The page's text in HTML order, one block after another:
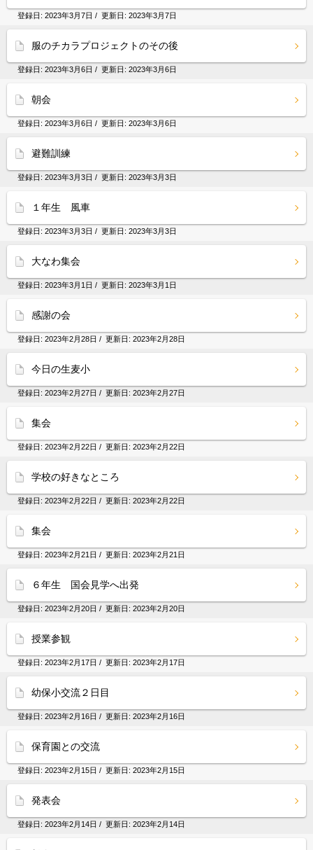
登録日: 2023年3月7日 / 更新日: 2023年3月7日
服のチカラプロジェクトのその後
登録日: 2023年3月6日 / 更新日: 2023年3月6日
朝会
登録日: 2023年3月6日 / 更新日: 2023年3月6日
避難訓練
登録日: 2023年3月3日 / 更新日: 2023年3月3日
１年生 風車
登録日: 2023年3月3日 / 更新日: 2023年3月3日
大なわ集会
登録日: 2023年3月1日 / 更新日: 2023年3月1日
感謝の会
登録日: 2023年2月28日 / 更新日: 2023年2月28日
今日の生麦小
登録日: 2023年2月27日 / 更新日: 2023年2月27日
集会
登録日: 2023年2月22日 / 更新日: 2023年2月22日
学校の好きなところ
登録日: 2023年2月22日 / 更新日: 2023年2月22日
集会
登録日: 2023年2月21日 / 更新日: 2023年2月21日
６年生 国会見学へ出発
登録日: 2023年2月20日 / 更新日: 2023年2月20日
授業参観
登録日: 2023年2月17日 / 更新日: 2023年2月17日
幼保小交流２日目
登録日: 2023年2月16日 / 更新日: 2023年2月16日
保育園との交流
登録日: 2023年2月15日 / 更新日: 2023年2月15日
発表会
登録日: 2023年2月14日 / 更新日: 2023年2月14日